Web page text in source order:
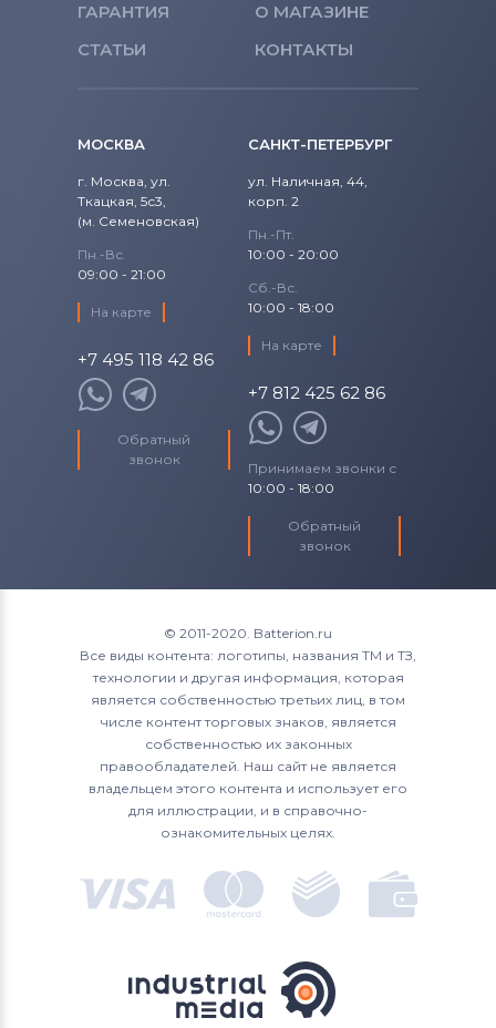
ГАРАНТИЯ
О МАГАЗИНЕ
СТАТЬИ
КОНТАКТЫ
МОСКВА
г. Москва, ул.
Ткацкая, 5с3,
(м. Семеновская)
Пн.-Вс.
09:00 - 21:00
На карте
+7 495 118 42 86
Обратный
звонок
САНКТ-ПЕТЕРБУРГ
ул. Наличная, 44,
корп. 2
Пн.-Пт.
10:00 - 20:00
Сб.-Вс.
10:00 - 18:00
На карте
+7 812 425 62 86
Принимаем звонки с
10:00 - 18:00
Обратный
звонок
© 2011-2020. Batterion.ru
Все виды контента: логотипы, названия ТМ и ТЗ,
технологии и другая информация, которая
является собственностью третьих лиц, в том
числе контент торговых знаков, является
собственностью их законных
правообладателей. Наш сайт не является
владельцем этого контента и использует его
для иллюстрации, и в справочно-
ознакомительных целях.